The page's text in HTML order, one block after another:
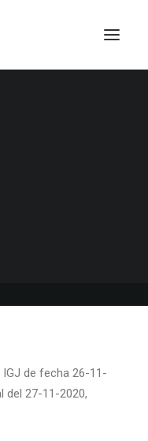
de fecha 26-11-
del 27-11-2020,